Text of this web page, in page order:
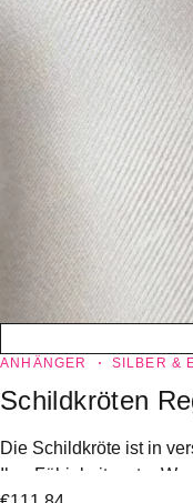
ANHÄNGER SILBER &
Schildkröten
Die Schildkröte ist in
Ihre Fähigkeit, unter